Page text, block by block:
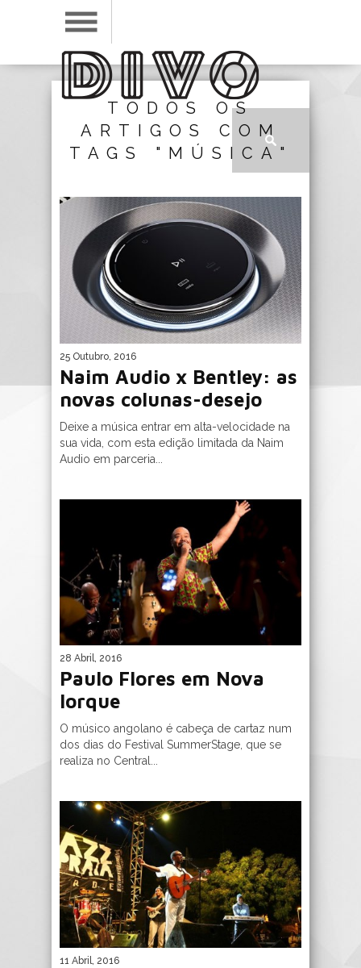
TODOS OS
ARTIGOS COM
TAGS "MÚSICA"
25 Outubro, 2016
Naim Audio x Bentley: as
novas colunas-desejo
Deixe a música entrar em alta-velocidade na
sua vida, com esta edição limitada da Naim
Audio em parceria...
28 Abril, 2016
Paulo Flores em Nova
Iorque
O músico angolano é cabeça de cartaz num
dos dias do Festival SummerStage, que se
realiza no Central...
11 Abril, 2016